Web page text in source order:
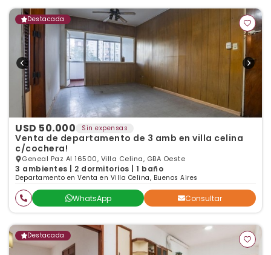
Destacada
USD 50.000 Sin expensas
Venta de departamento de 3 amb en villa celina
c/cochera!
Geneal Paz Al 16500, Villa Celina, GBA Oeste
3 ambientes | 2 dormitorios | 1 baño
Departamento en Venta en Villa Celina, Buenos Aires
WhatsApp Consultar
Destacada